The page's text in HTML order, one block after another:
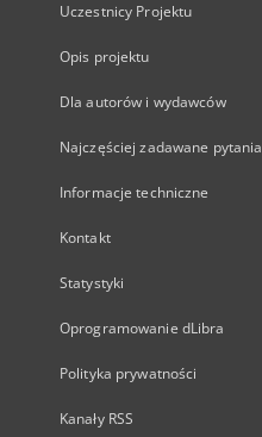
Uczestnicy Projektu
Opis projektu
Dla autorów i wydawców
Najczęściej zadawane pytania
Informacje techniczne
Kontakt
Statystyki
Oprogramowanie dLibra
Polityka prywatności
Kanały RSS